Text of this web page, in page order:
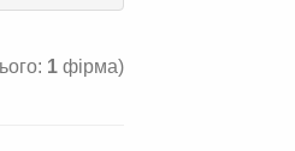
1 фірма)